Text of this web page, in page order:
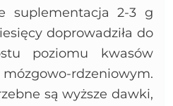
suplementacja 2-3 g
doprowadziła do
poziomu kwasów
rdzeniowym.
są wyższe dawki,